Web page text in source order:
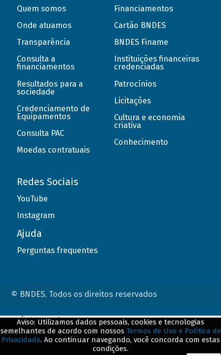
Quem somos
Onde atuamos
Transparência
Consulta a
financiamentos
Resultados para a
sociedade
Credenciamento de
Equipamentos
Consulta PAC
Moedas contratuais
Financiamentos
Cartão BNDES
BNDES Finame
Instituições financeiras
credenciadas
Patrocínios
Licitações
Cultura e economia
criativa
Conhecimento
Redes Sociais
YouTube
Instagram
Ajuda
Perguntas frequentes
© BNDES. Todos os direitos reservados
Aviso: Utilizamos dados pessoais, cookies e tecnologias
semelhantes de acordo com nossos Termos de Uso e Política de
Privacidade. Ao continuar navegando, você concorda com estas
condições.
ConteÃºdo complementar
${title}${badge}